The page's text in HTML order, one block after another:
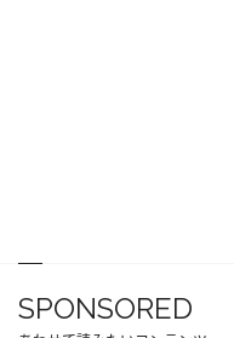
SPONSORED